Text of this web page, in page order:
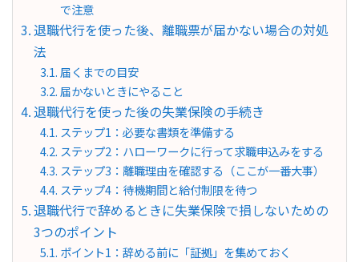
で注意
退職代行を使った後、離職票が届かない場合の対処
法
届くまでの目安
届かないときにやること
退職代行を使った後の失業保険の手続き
ステップ1：必要な書類を準備する
ステップ2：ハローワークに行って求職申込みをする
ステップ3：離職理由を確認する（ここが一番大事）
ステップ4：待機期間と給付制限を待つ
退職代行で辞めるときに失業保険で損しないための
3つのポイント
ポイント1：辞める前に「証拠」を集めておく